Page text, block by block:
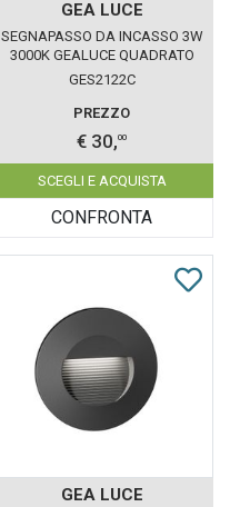
GEA LUCE
SEGNAPASSO DA INCASSO 3W
3000K GEALUCE QUADRATO
MARRONE IP65
GES2122C
PREZZO
€ 30,00
SCEGLI E ACQUISTA
CONFRONTA
GEA LUCE